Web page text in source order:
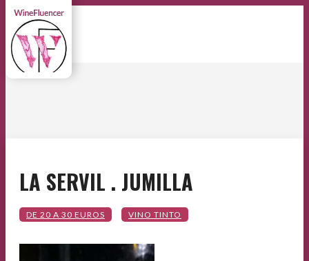
LA SERVIL . JUMILLA